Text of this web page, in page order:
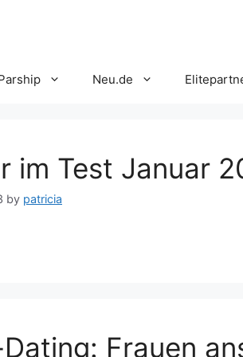
Neu.de
im Test Januar
by patricia
Frauen